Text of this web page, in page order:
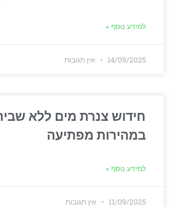
למידע נוסף »
14/09/2025 אין תגובות
חידוש צנרת מים ללא
במהירות מפתיעה
למידע נוסף »
11/09/2025 אין תגובות